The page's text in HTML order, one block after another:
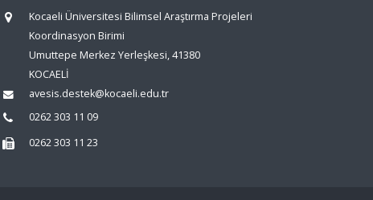
Kocaeli Üniversitesi Bilimsel Araştırma Projeleri
Koordinasyon Birimi
Umuttepe Merkez Yerleşkesi, 41380
KOCAELİ
avesis.destek@kocaeli.edu.tr
0262 303 11 09
0262 303 11 23